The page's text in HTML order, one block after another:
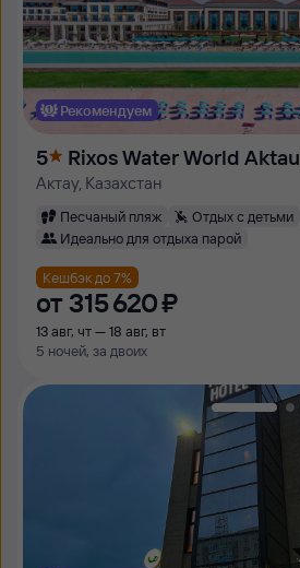
Рекомендуем
5 Rixos Water World Aktau
Актау, Казахстан
Песчаный пляж Отдых с детьми
Идеально для отдыха парой
Кешбэк до 7%
от 315 ⁠620 ⁠₽
13 авг, чт — 18 авг, вт
5 ночей, за двоих